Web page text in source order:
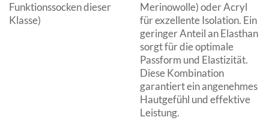
Funktionssocken dieser
Klasse)
Merinowolle) oder Acryl
für exzellente Isolation. Ein
geringer Anteil an Elasthan
sorgt für die optimale
Passform und Elastizität.
Diese Kombination
garantiert ein angenehmes
Hautgefühl und effektive
Leistung.